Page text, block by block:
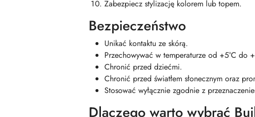
Zabezpiecz stylizację kolorem lub topem.
Bezpieczeństwo
Unikać kontaktu ze skórą.
Przechowywać w temperaturze od +5°C do
Chronić przed dziećmi.
Chronić przed światłem słonecznym oraz
Stosować wyłącznie zgodnie z
Dlaczego warto wybrać